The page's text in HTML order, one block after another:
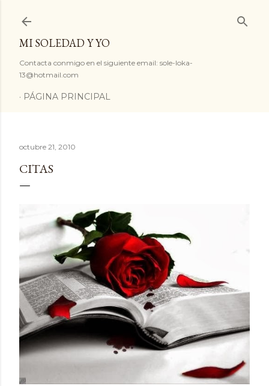
MI SOLEDAD Y YO
Contacta conmigo en el siguiente email: sole-loka-
13@hotmail.com
PÁGINA PRINCIPAL
octubre 21, 2010
CITAS